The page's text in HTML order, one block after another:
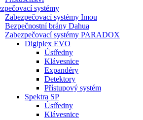
systémy
Zabezpečovací systémy Imou
Bezpečnostní brány Dahua
Zabezpečovací systémy PARADOX
Digiplex EVO
Ústředny
Klávesnice
Expandéry
Detektory
Přístupový systém
Spektra SP
Ústředny
Klávesnice